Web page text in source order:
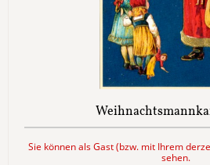
Sie können als Gast (bzw. mit Ihrem
sehen.